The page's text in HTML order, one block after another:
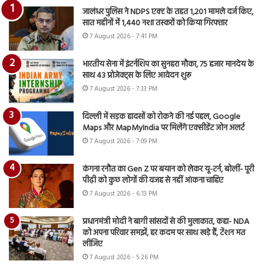
जालंधर पुलिस ने NDPS एक्ट के तहत 1,201 मामले दर्ज किए,
सात महीनों में 1,440 नशा तस्करों को किया गिरफ्तार
7 August 2026 - 7:41 PM
भारतीय सेना में इंटर्नशिप का सुनहरा मौका, 75 हजार मानदेय के
साथ 43 प्रोजेक्ट्स के लिए आवेदन शुरू
7 August 2026 - 7:33 PM
दिल्ली में सड़क हादसों को रोकने की नई पहल, Google
Maps और MapMyIndia पर मिलेंगे एक्सीडेंट जोन अलर्ट
7 August 2026 - 7:09 PM
कंगना रनौत का Gen Z पर बयान को लेकर यू-टर्न, बोलीं- पूरी
पीढ़ी को कुछ लोगों की वजह से नहीं आंकना चाहिए
7 August 2026 - 6:13 PM
प्रधानमंत्री मोदी ने बागी सांसदों से की मुलाकात, कहा- NDA
को अपना परिवार समझें, हर कदम पर साथ खड़े हैं, टेंशन मत
लीजिए
7 August 2026 - 5:26 PM